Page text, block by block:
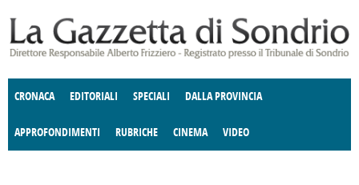
CRONACA EDITORIALI SPECIALI DALLA PROVINCIA
APPROFONDIMENTI RUBRICHE CINEMA VIDEO